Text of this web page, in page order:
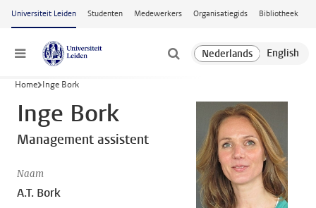
Ga naar hoofdinhoud
Universiteit Leiden Studenten Medewerkers Organisatiegids Bibliotheek
Menu
Home Inge Bork
Inge Bork
Management assistent
Naam
A.T. Bork